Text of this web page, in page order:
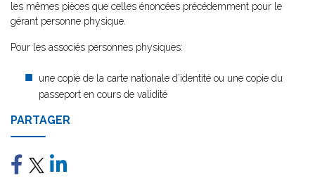
les mêmes pièces que celles énoncées précédemment pour le
gérant personne physique.
Pour les associés personnes physiques:
une copie de la carte nationale d’identité ou une copie du
passeport en cours de validité
PARTAGER